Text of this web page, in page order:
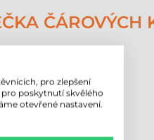
pro zlepšení
poskytnutí skvělého
otevřené nastavení.